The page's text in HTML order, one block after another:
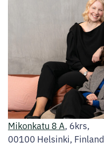
Mikonkatu 8 A, 6krs,
00100 Helsinki, Finland